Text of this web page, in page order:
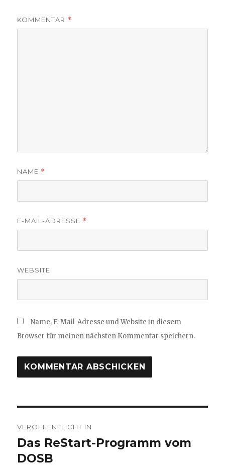
KOMMENTAR *
NAME *
E-MAIL-ADRESSE *
WEBSITE
Name, E-Mail-Adresse und Website in diesem
Browser für meinen nächsten Kommentar speichern.
VERÖFFENTLICHT IN
Das ReStart-Programm vom
DOSB